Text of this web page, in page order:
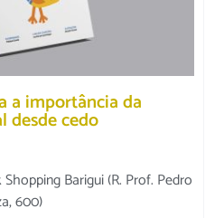
a importância da
desde cedo
Barigui (R. Prof. Pedro
600)